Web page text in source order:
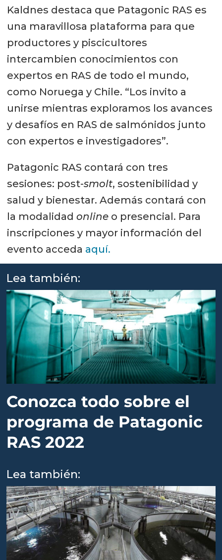
Kaldnes destaca que Patagonic RAS es
una maravillosa plataforma para que
productores y piscicultores
intercambien conocimientos con
expertos en RAS de todo el mundo,
como Noruega y Chile. “Los invito a
unirse mientras exploramos los avances
y desafíos en RAS de salmónidos junto
con expertos e investigadores”.
Patagonic RAS contará con tres
sesiones: post-smolt, sostenibilidad y
salud y bienestar. Además contará con
la modalidad onlineo presencial. Para
inscripciones y mayor información del
evento acceda aquí.
Lea también:
Conozca todo sobre el
programa de Patagonic
RAS 2022
Lea también: